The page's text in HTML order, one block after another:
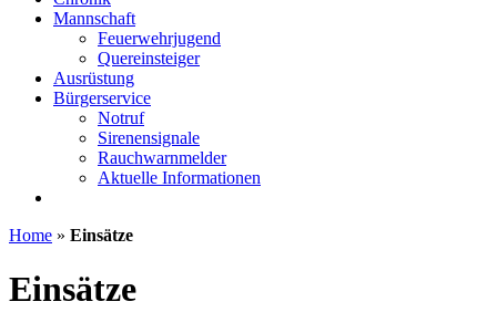
Mannschaft
Feuerwehrjugend
Quereinsteiger
Ausrüstung
Bürgerservice
Notruf
Sirenensignale
Rauchwarnmelder
Aktuelle Informationen
Home » Einsätze
Einsätze